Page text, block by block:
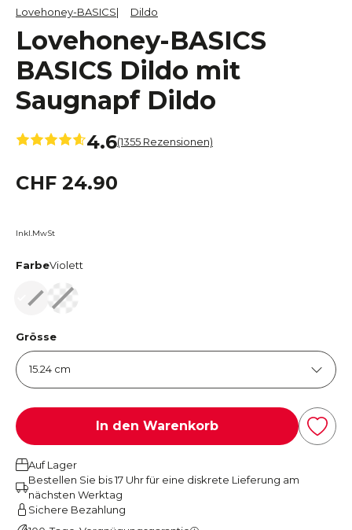
Lovehoney-BASICS Dildo
Lovehoney-BASICS
BASICS Dildo mit
Saugnapf Dildo
4.6(1355 Rezensionen)
CHF 24.90
Inkl.MwSt
FarbeViolett
ViolettTransparent
Grösse
In den Warenkorb
Auf Lager
Bestellen Sie bis 17 Uhr für eine diskrete Lieferung am
nächsten Werktag
Sichere Bezahlung